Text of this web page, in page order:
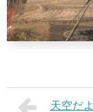
天空だ